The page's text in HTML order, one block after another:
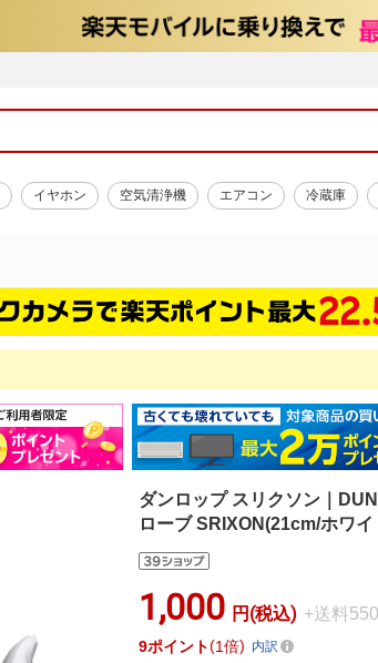
イヤホン 空気清浄機 エアコン 冷蔵庫
ダンロップ スリクソン｜
ローブ SRIXON(21cm/ホワ
1,000 円(税込) +送料
9ポイント 1倍 内訳